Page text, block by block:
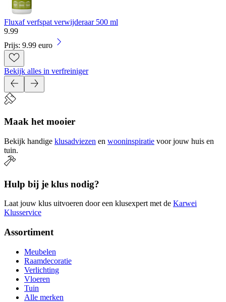
Fluxaf verfspat verwijderaar 500 ml
9.99
Prijs: 9.99 euro
Bekijk alles in verfreiniger
Maak het mooier
Bekijk handige klusadviezen en wooninspiratie voor jouw huis en
tuin.
Hulp bij je klus nodig?
Laat jouw klus uitvoeren door een klusexpert met de Karwei
Klusservice
Assortiment
Meubelen
Raamdecoratie
Verlichting
Vloeren
Tuin
Alle merken